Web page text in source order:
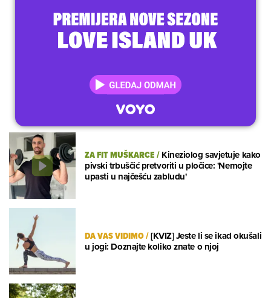
ZA FIT MUŠKARCE/Kineziolog savjetuje kako
pivski trbuščić pretvoriti u pločice: 'Nemojte
upasti u najčešću zabludu'
DA VAS VIDIMO/[KVIZ] Jeste li se ikad okušali
u jogi: Doznajte koliko znate o njoj